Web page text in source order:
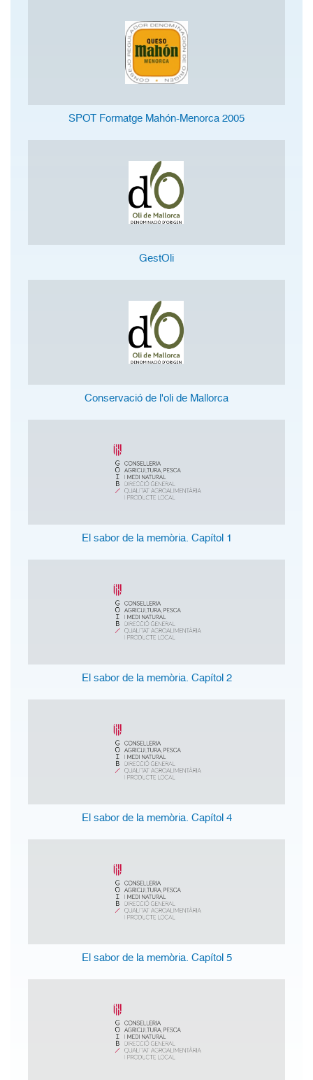
SPOT Formatge Mahón-Menorca 2005
GestOli
Conservació de l'oli de Mallorca
El sabor de la memòria. Capítol 1
El sabor de la memòria. Capítol 2
El sabor de la memòria. Capítol 4
El sabor de la memòria. Capítol 5